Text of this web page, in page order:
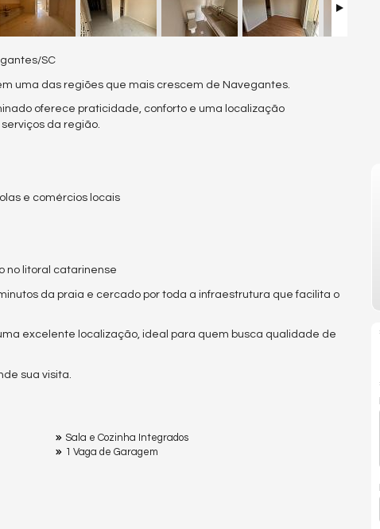
SC
uma das regiões que mais crescem de Navegantes.
oferece praticidade, conforto e uma localização
da região.
e comércios locais
no litoral catarinense
da praia e cercado por toda a infraestrutura que facilita o
excelente localização, ideal para quem busca qualidade de
sua visita.
Sala e Cozinha Integrados
1 Vaga de Garagem